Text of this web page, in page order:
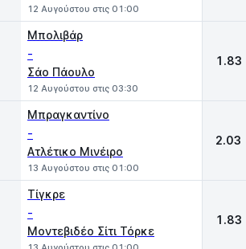
12 Αυγούστου στις 01:00
Μπολιβάρ
-
Σάο Πάουλο
12 Αυγούστου στις 03:30
1.83
Μπραγκαντίνο
-
Ατλέτικο Μινέιρο
13 Αυγούστου στις 01:00
2.03
Τίγκρε
-
Μοντεβιδέο Σίτι Τόρκε
1.83